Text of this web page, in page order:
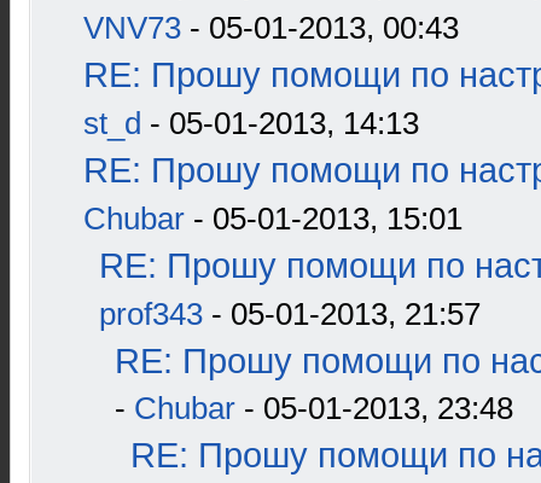
VNV73 - 05-01-2013, 00:43
RE: Прошу помощи по
st_d - 05-01-2013, 14:13
RE: Прошу помощи по
Chubar - 05-01-2013, 15:01
RE: Прошу помощи по
prof343 - 05-01-2013, 21:57
RE: Прошу помощи по
- Chubar - 05-01-2013, 23:48
RE: Прошу помощи по